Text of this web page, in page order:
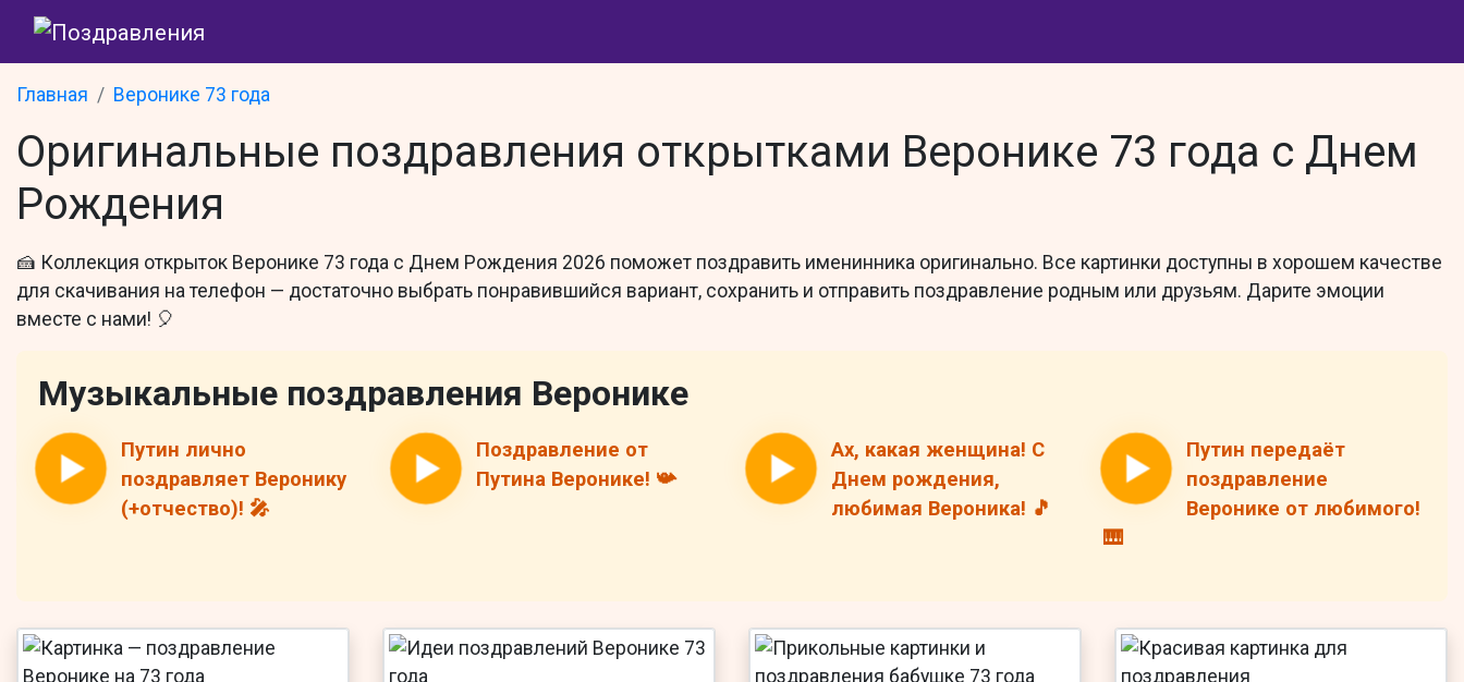
Главная Веронике 73 года
Оригинальные поздравления открытками Веронике 73 года с Днем
Рождения
🍰 Коллекция открыток Веронике 73 года с Днем Рождения 2026 поможет поздравить именинника оригинально. Все картинки доступны в хорошем качестве
для скачивания на телефон — достаточно выбрать понравившийся вариант, сохранить и отправить поздравление родным или друзьям. Дарите эмоции
вместе с нами! 🎈
Музыкальные поздравления Веронике
Путин лично
поздравляет Веронику
(+отчество)! 🎤
Поздравление от
Путина Веронике! 📯
Ах, какая женщина! С
Днем рождения,
любимая Вероника! 🎵
Путин передаёт
поздравление
Веронике от любимого!
🎹